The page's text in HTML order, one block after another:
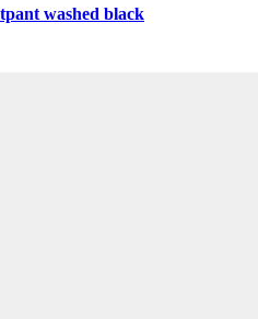
washed black